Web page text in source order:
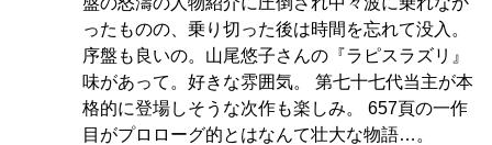
ったものの、乗り切った後は時間を忘れて没入。
序盤も良いの。山尾悠子さんの『ラピスラズリ』
味があって。好きな雰囲気。 第七十七代当主が本
格的に登場しそうな次作も楽しみ。 657頁の一作
目がプロローグ的とはなんて壮大な物語…。